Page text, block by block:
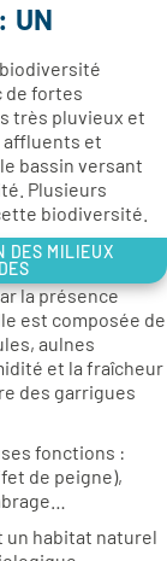
UN
de fortes
très pluvieux et
affluents et
bassin versant
Plusieurs
biodiversité.
DES MILIEUX
la présence
est composée de
aulnes
et la fraîcheur
des garrigues
fonctions :
de peigne),
un habitat naturel